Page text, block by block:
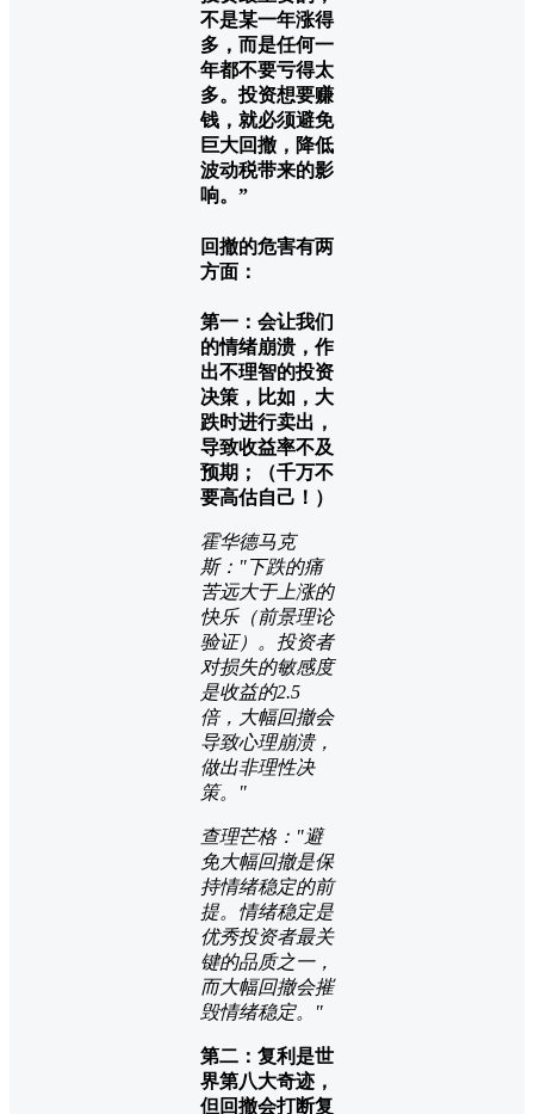
不是某一年涨得
多，而是任何一
年都不要亏得太
多。投资想要赚
钱，就必须避免
巨大回撤，降低
波动税带来的影
响。”
回撤的危害有两
方面：
第一：会让我们
的情绪崩溃，作
出不理智的投资
决策，比如，大
跌时进行卖出，
导致收益率不及
预期；（千万不
要高估自己！）
霍华德马克
斯："下跌的痛
苦远大于上涨的
快乐（前景理论
验证）。投资者
对损失的敏感度
是收益的2.5
倍，大幅回撤会
导致心理崩溃，
做出非理性决
策。"
查理芒格："避
免大幅回撤是保
持情绪稳定的前
提。情绪稳定是
优秀投资者最关
键的品质之一，
而大幅回撤会摧
毁情绪稳定。"
第二：复利是世
界第八大奇迹，
但回撤会打断复